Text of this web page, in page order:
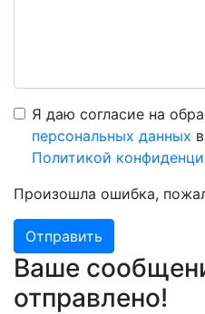
Я даю согласие на
персональных данных
Политикой
Произошла ошибка,
Отправить
Ваше
отправлено!